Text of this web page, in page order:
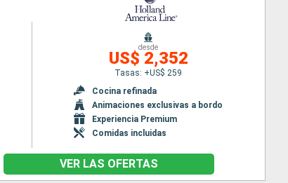
desde
US$ 2,352
Tasas: +US$ 259
Cocina refinada
Animaciones exclusivas a bordo
Experiencia Premium
Comidas incluidas
VER LAS OFERTAS